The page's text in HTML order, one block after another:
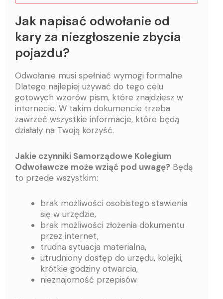
Jak napisać odwołanie od
kary za niezgłoszenie zbycia
pojazdu?
Odwołanie musi spełniać wymogi formalne.
Dlatego najlepiej używać do tego celu
gotowych wzorów pism, które znajdziesz w
internecie. W takim dokumencie trzeba
zawrzeć wszystkie informacje, które będą
działały na Twoją korzyść.
Jakie czynniki Samorządowe Kolegium
Odwoławcze może wziąć pod uwagę? Będą
to przede wszystkim:
brak możliwości osobistego stawienia
się w urzędzie,
brak możliwości złożenia dokumentu
przez internet,
trudna sytuacja materialna,
utrudniony dostęp do urzędu, kolejki,
krótkie godziny otwarcia,
nieznajomość przepisów.